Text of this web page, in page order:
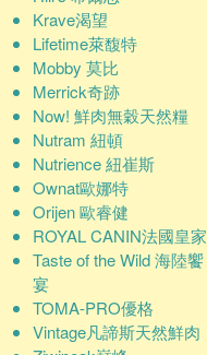
Krave渴望
Lifetime萊馥特
Mobby 莫比
Merrick奇跡
Now! 鮮肉無穀天然糧
Nutram 紐頓
Nutrience 紐崔斯
Ownat歐娜特
Orijen 歐睿健
ROYAL CANIN法國皇家
Taste of the Wild 海陸饗
宴
TOMA-PRO優格
Vintage凡諦斯天然鮮肉